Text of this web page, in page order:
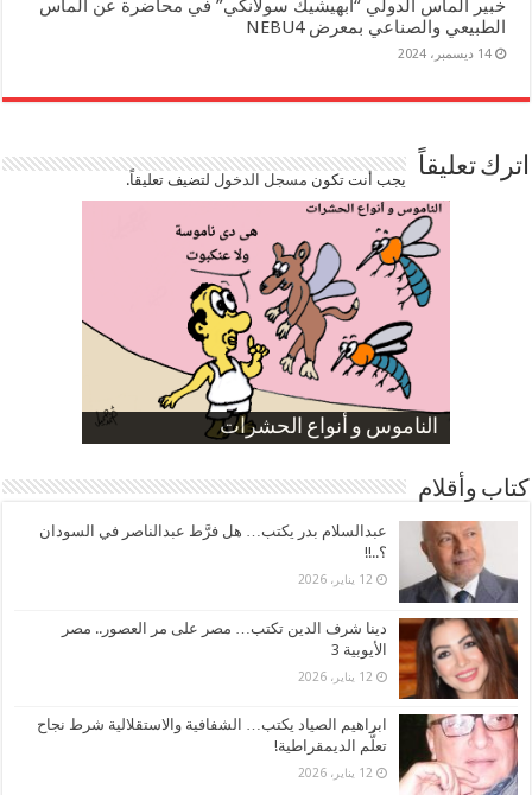
خبير الماس الدولي “ابهيشيك سولانكي” في محاضرة عن الماس
الطبيعي والصناعي بمعرض NEBU4
14 ديسمبر، 2024
اترك تعليقاً يجب أنت تكون مسجل الدخوللتضيف تعليقاً.
الناموس و أنواع الحشرات
الموظفين بعد ارتفاع الأسعار
ارتفاع نسبة الطلاق في مصر
صورة كاركاتيرية
صورة كاركاتيرية
كتاب وأقلام
عبدالسلام بدر يكتب… هل فرَّط عبدالناصر في السودان
؟..!!
12 يناير، 2026
دينا شرف الدين تكتب… مصر على مر العصور.. مصر
الأيوبية 3
12 يناير، 2026
ابراهيم الصياد يكتب… الشفافية والاستقلالية شرط نجاح
تعلُّم الديمقراطية!
12 يناير، 2026